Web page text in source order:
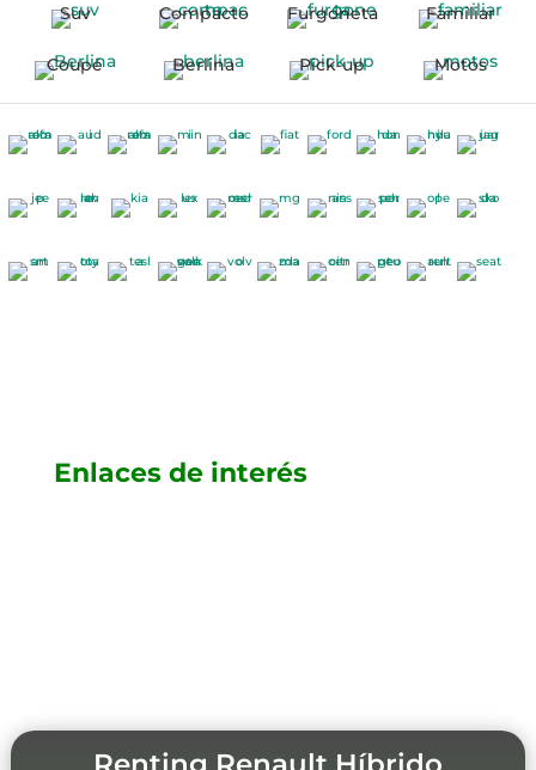
Suv Compacto Furgoneta Familiar
Coupé Berlina Pick-up Motos
Enlaces de interés